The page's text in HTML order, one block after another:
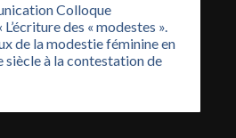
Colloque
des « modestes ».
de la modestie féminine en
siècle à la contestation de